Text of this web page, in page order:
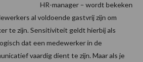
HR-manager – wordt bekeken
al voldoende gastvrij zijn om
te zijn. Sensitiviteit geldt hierbij als
dat een medewerker in de
vaardig dient te zijn. Maar als je